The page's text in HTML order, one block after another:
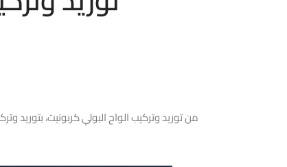
من توريد وتركيب الواح البولي كربونيت، بتوريد